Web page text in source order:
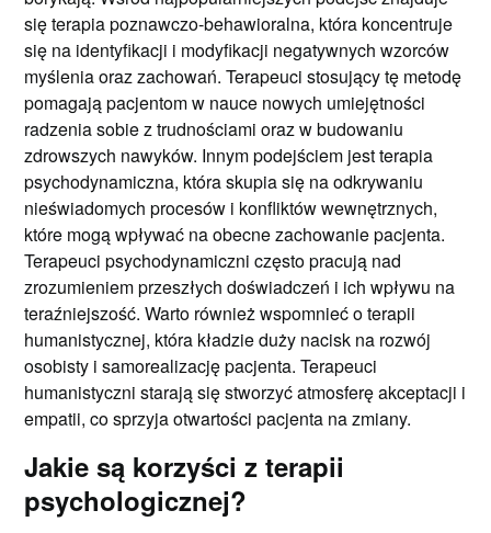
się terapia poznawczo-behawioralna, która koncentruje
się na identyfikacji i modyfikacji negatywnych wzorców
myślenia oraz zachowań. Terapeuci stosujący tę metodę
pomagają pacjentom w nauce nowych umiejętności
radzenia sobie z trudnościami oraz w budowaniu
zdrowszych nawyków. Innym podejściem jest terapia
psychodynamiczna, która skupia się na odkrywaniu
nieświadomych procesów i konfliktów wewnętrznych,
które mogą wpływać na obecne zachowanie pacjenta.
Terapeuci psychodynamiczni często pracują nad
zrozumieniem przeszłych doświadczeń i ich wpływu na
teraźniejszość. Warto również wspomnieć o terapii
humanistycznej, która kładzie duży nacisk na rozwój
osobisty i samorealizację pacjenta. Terapeuci
humanistyczni starają się stworzyć atmosferę akceptacji i
empatii, co sprzyja otwartości pacjenta na zmiany.
Jakie są korzyści z terapii
psychologicznej?